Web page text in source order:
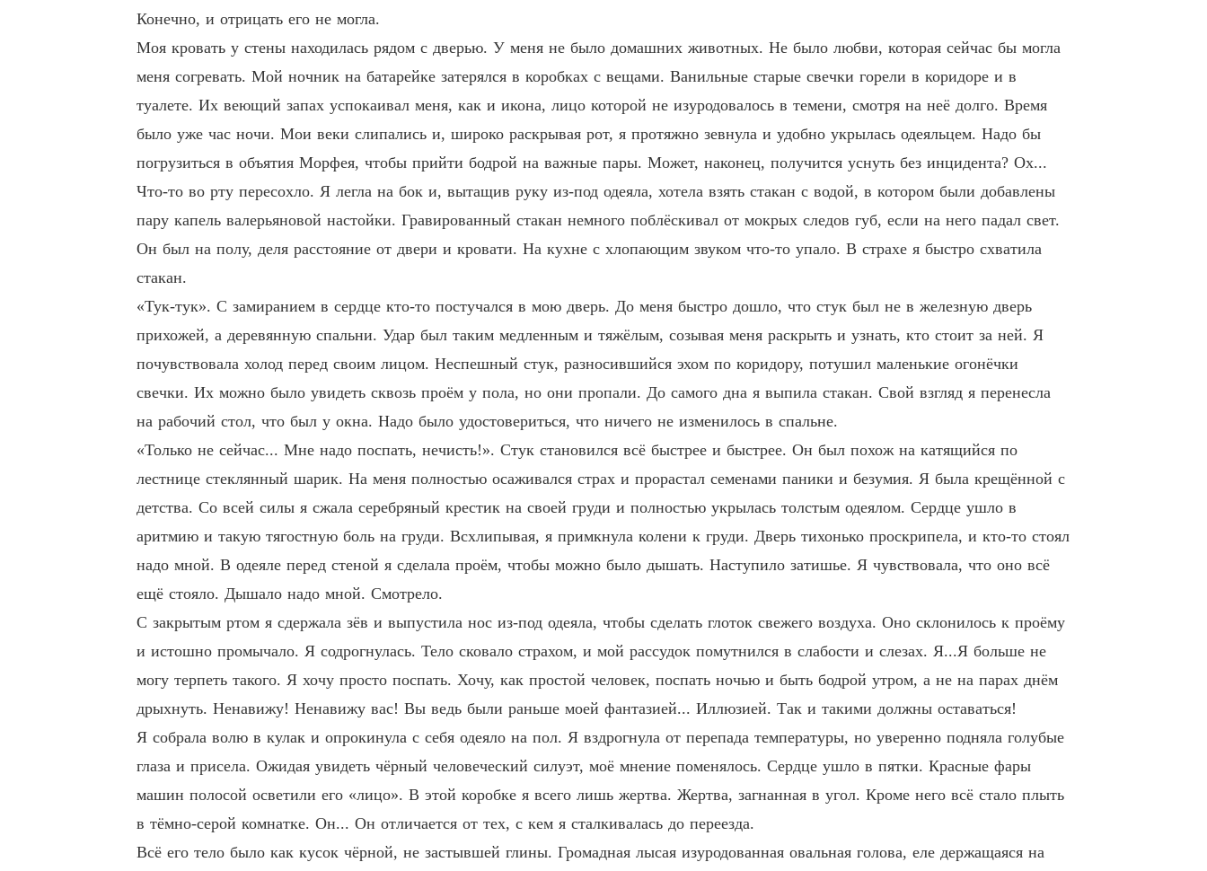
Конечно, и отрицать его не могла.
Моя кровать у стены находилась рядом с дверью. У меня не было домашних животных. Не было любви, которая сейчас бы могла
меня согревать. Мой ночник на батарейке затерялся в коробках с вещами. Ванильные старые свечки горели в коридоре и в
туалете. Их веющий запах успокаивал меня, как и икона, лицо которой не изуродовалось в темени, смотря на неё долго. Время
было уже час ночи. Мои веки слипались и, широко раскрывая рот, я протяжно зевнула и удобно укрылась одеяльцем. Надо бы
погрузиться в объятия Морфея, чтобы прийти бодрой на важные пары. Может, наконец, получится уснуть без инцидента? Ох...
Что-то во рту пересохло. Я легла на бок и, вытащив руку из-под одеяла, хотела взять стакан с водой, в котором были добавлены
пару капель валерьяновой настойки. Гравированный стакан немного поблёскивал от мокрых следов губ, если на него падал свет.
Он был на полу, деля расстояние от двери и кровати. На кухне с хлопающим звуком что-то упало. В страхе я быстро схватила
стакан.
«Тук-тук». С замиранием в сердце кто-то постучался в мою дверь. До меня быстро дошло, что стук был не в железную дверь
прихожей, а деревянную спальни. Удар был таким медленным и тяжёлым, созывая меня раскрыть и узнать, кто стоит за ней. Я
почувствовала холод перед своим лицом. Неспешный стук, разносившийся эхом по коридору, потушил маленькие огонёчки
свечки. Их можно было увидеть сквозь проём у пола, но они пропали. До самого дна я выпила стакан. Свой взгляд я перенесла
на рабочий стол, что был у окна. Надо было удостовериться, что ничего не изменилось в спальне.
«Только не сейчас... Мне надо поспать, нечисть!». Стук становился всё быстрее и быстрее. Он был похож на катящийся по
лестнице стеклянный шарик. На меня полностью осаживался страх и прорастал семенами паники и безумия. Я была крещённой с
детства. Со всей силы я сжала серебряный крестик на своей груди и полностью укрылась толстым одеялом. Сердце ушло в
аритмию и такую тягостную боль на груди. Всхлипывая, я примкнула колени к груди. Дверь тихонько проскрипела, и кто-то стоял
надо мной. В одеяле перед стеной я сделала проём, чтобы можно было дышать. Наступило затишье. Я чувствовала, что оно всё
ещё стояло. Дышало надо мной. Смотрело.
С закрытым ртом я сдержала зёв и выпустила нос из-под одеяла, чтобы сделать глоток свежего воздуха. Оно склонилось к проёму
и истошно промычало. Я содрогнулась. Тело сковало страхом, и мой рассудок помутнился в слабости и слезах. Я...Я больше не
могу терпеть такого. Я хочу просто поспать. Хочу, как простой человек, поспать ночью и быть бодрой утром, а не на парах днём
дрыхнуть. Ненавижу! Ненавижу вас! Вы ведь были раньше моей фантазией... Иллюзией. Так и такими должны оставаться!
Я собрала волю в кулак и опрокинула с себя одеяло на пол. Я вздрогнула от перепада температуры, но уверенно подняла голубые
глаза и присела. Ожидая увидеть чёрный человеческий силуэт, моё мнение поменялось. Сердце ушло в пятки. Красные фары
машин полосой осветили его «лицо». В этой коробке я всего лишь жертва. Жертва, загнанная в угол. Кроме него всё стало плыть
в тёмно-серой комнатке. Он... Он отличается от тех, с кем я сталкивалась до переезда.
Всё его тело было как кусок чёрной, не застывшей глины. Громадная лысая изуродованная овальная голова, еле держащаяся на